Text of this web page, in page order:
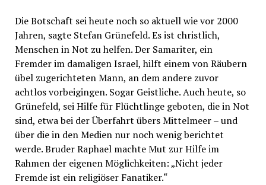
Die Botschaft sei heute noch so aktuell wie vor 2000
Jahren, sagte Stefan Grünefeld. Es ist christlich,
Menschen in Not zu helfen. Der Samariter, ein
Fremder im damaligen Israel, hilft einem von Räubern
übel zugerichteten Mann, an dem andere zuvor
achtlos vorbeigingen. Sogar Geistliche. Auch heute, so
Grünefeld, sei Hilfe für Flüchtlinge geboten, die in Not
sind, etwa bei der Überfahrt übers Mittelmeer – und
über die in den Medien nur noch wenig berichtet
werde. Bruder Raphael machte Mut zur Hilfe im
Rahmen der eigenen Möglichkeiten: „Nicht jeder
Fremde ist ein religiöser Fanatiker.“